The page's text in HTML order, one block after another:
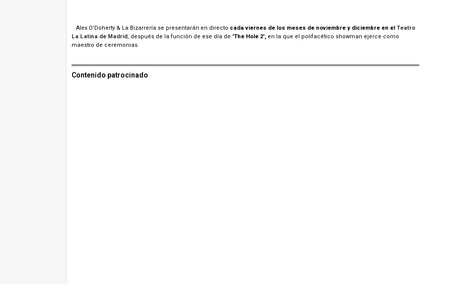
Alex O'Doherty & La Bizarrería se presentarán en directo cada viernes de los meses de noviembre y diciembre en elTeatro
La Latina de Madrid, después de la función de ese día de 'The Hole 2', en la que el polifacético showman ejerce como
maestro de ceremonias.
Contenido patrocinado